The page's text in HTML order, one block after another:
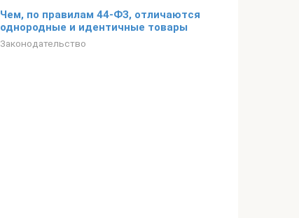
Чем, по правилам 44-ФЗ, отличаются
однородные и идентичные товары
Законодательство